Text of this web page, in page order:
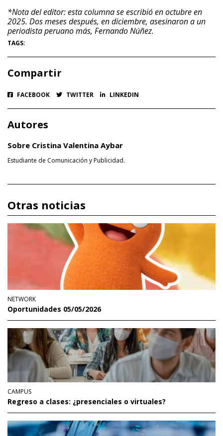
*Nota del editor: esta columna se escribió en octubre en
2025. Dos meses después, en diciembre, asesinaron a un
periodista peruano más, Fernando Núñez.
TAGS:
Compartir
FACEBOOK TWITTER LINKEDIN
Autores
Sobre Cristina Valentina Aybar
Estudiante de Comunicación y Publicidad.
Otras noticias
NETWORK
Oportunidades 05/05/2026
CAMPUS
Regreso a clases: ¿presenciales o virtuales?